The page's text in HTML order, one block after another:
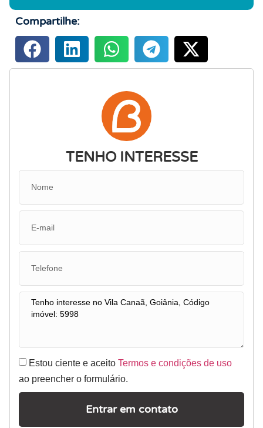
Compartilhe:
TENHO INTERESSE
Estou ciente e aceito Termos e condições de uso
ao preencher o formulário.
Entrar em contato